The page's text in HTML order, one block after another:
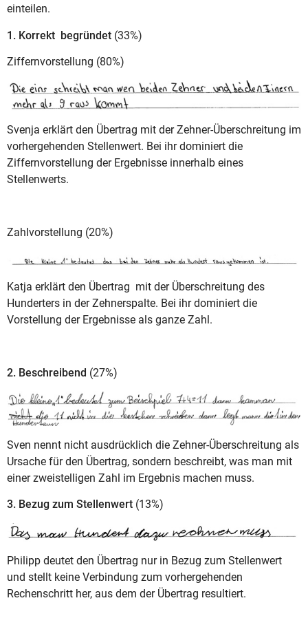
einteilen.
1. Korrekt begründet (33%)
Ziffernvorstellung (80%)
Svenja erklärt den Übertrag mit der Zehner-Überschreitung im
vorhergehenden Stellenwert. Bei ihr dominiert die
Ziffernvorstellung der Ergebnisse innerhalb eines
Stellenwerts.
Zahlvorstellung (20%)
Katja erklärt den Übertrag mit der Überschreitung des
Hunderters in der Zehnerspalte. Bei ihr dominiert die
Vorstellung der Ergebnisse als ganze Zahl.
2. Beschreibend (27%)
Sven nennt nicht ausdrücklich die Zehner-Überschreitung als
Ursache für den Übertrag, sondern beschreibt, was man mit
einer zweistelligen Zahl im Ergebnis machen muss.
3. Bezug zum Stellenwert (13%)
Philipp deutet den Übertrag nur in Bezug zum Stellenwert
und stellt keine Verbindung zum vorhergehenden
Rechenschritt her, aus dem der Übertrag resultiert.